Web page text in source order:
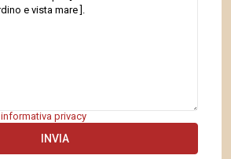
informativa privacy